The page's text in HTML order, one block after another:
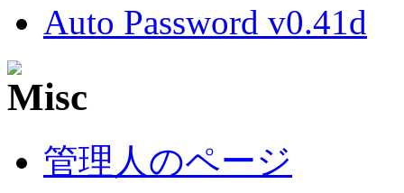
Auto Password v0.41d
管理人のページ